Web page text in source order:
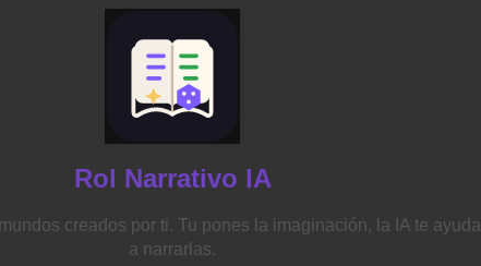
Rol Narrativo IA
creados por ti. Tu pones la imaginación, la IA te ayuda
a narrarlas.